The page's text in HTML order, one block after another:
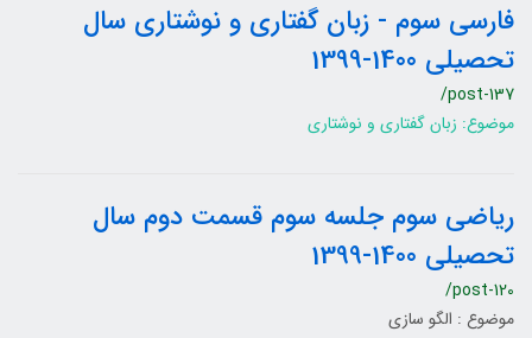
فارسی سوم - زبان گفتاری و نوشتاری سال
تحصیلی 1400-1399
/post-137
موضوع: زبان گفتاری و نوشتاری
ریاضی سوم جلسه سوم قسمت دوم سال
تحصیلی 1400-1399
/post-120
موضوع : الگو سازی